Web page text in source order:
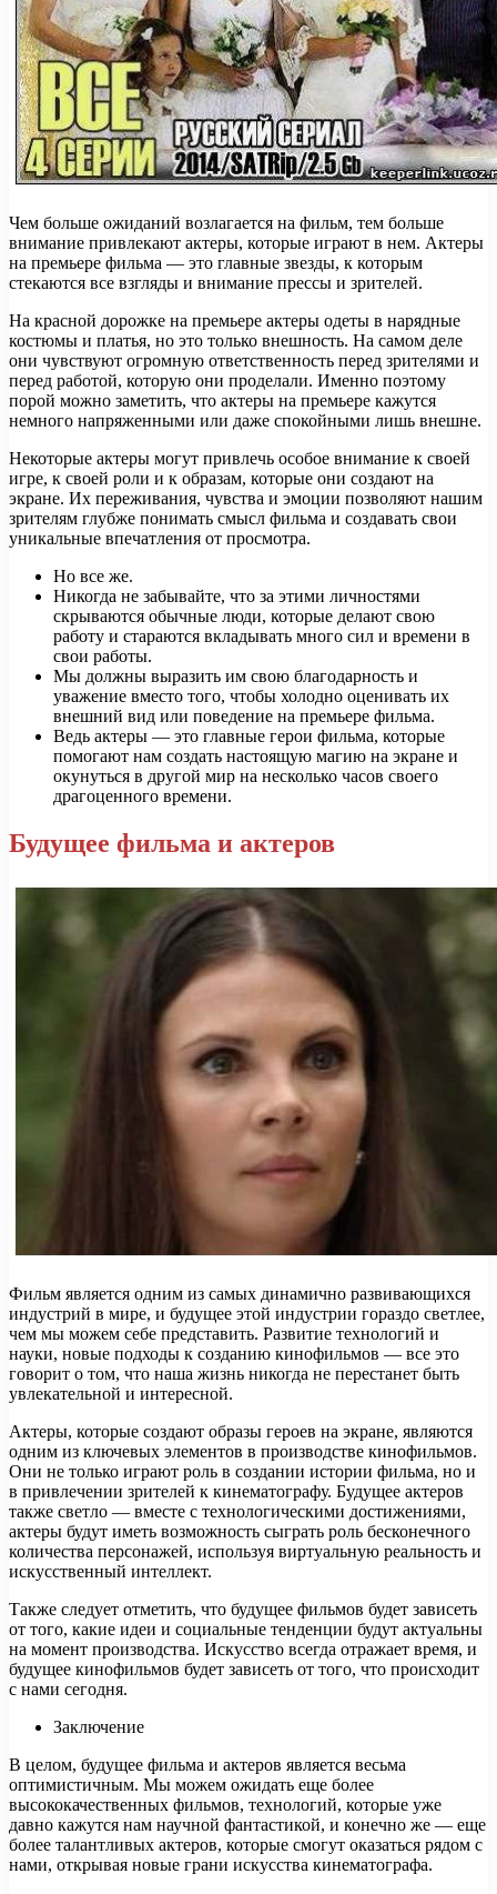
Чем больше ожиданий возлагается на фильм, тем больше
внимание привлекают актеры, которые играют в нем. Актеры
на премьере фильма — это главные звезды, к которым
стекаются все взгляды и внимание прессы и зрителей.
На красной дорожке на премьере актеры одеты в нарядные
костюмы и платья, но это только внешность. На самом деле
они чувствуют огромную ответственность перед зрителями и
перед работой, которую они проделали. Именно поэтому
порой можно заметить, что актеры на премьере кажутся
немного напряженными или даже спокойными лишь внешне.
Некоторые актеры могут привлечь особое внимание к своей
игре, к своей роли и к образам, которые они создают на
экране. Их переживания, чувства и эмоции позволяют нашим
зрителям глубже понимать смысл фильма и создавать свои
уникальные впечатления от просмотра.
Но все же.
Никогда не забывайте, что за этими личностями
скрываются обычные люди, которые делают свою
работу и стараются вкладывать много сил и времени в
свои работы.
Мы должны выразить им свою благодарность и
уважение вместо того, чтобы холодно оценивать их
внешний вид или поведение на премьере фильма.
Ведь актеры — это главные герои фильма, которые
помогают нам создать настоящую магию на экране и
окунуться в другой мир на несколько часов своего
драгоценного времени.
Будущее фильма и актеров
Фильм является одним из самых динамично развивающихся
индустрий в мире, и будущее этой индустрии гораздо светлее,
чем мы можем себе представить. Развитие технологий и
науки, новые подходы к созданию кинофильмов — все это
говорит о том, что наша жизнь никогда не перестанет быть
увлекательной и интересной.
Актеры, которые создают образы героев на экране, являются
одним из ключевых элементов в производстве кинофильмов.
Они не только играют роль в создании истории фильма, но и
в привлечении зрителей к кинематографу. Будущее актеров
также светло — вместе с технологическими достижениями,
актеры будут иметь возможность сыграть роль бесконечного
количества персонажей, используя виртуальную реальность и
искусственный интеллект.
Также следует отметить, что будущее фильмов будет зависеть
от того, какие идеи и социальные тенденции будут актуальны
на момент производства. Искусство всегда отражает время, и
будущее кинофильмов будет зависеть от того, что происходит
с нами сегодня.
Заключение
В целом, будущее фильма и актеров является весьма
оптимистичным. Мы можем ожидать еще более
высококачественных фильмов, технологий, которые уже
давно кажутся нам научной фантастикой, и конечно же — еще
более талантливых актеров, которые смогут оказаться рядом с
нами, открывая новые грани искусства кинематографа.